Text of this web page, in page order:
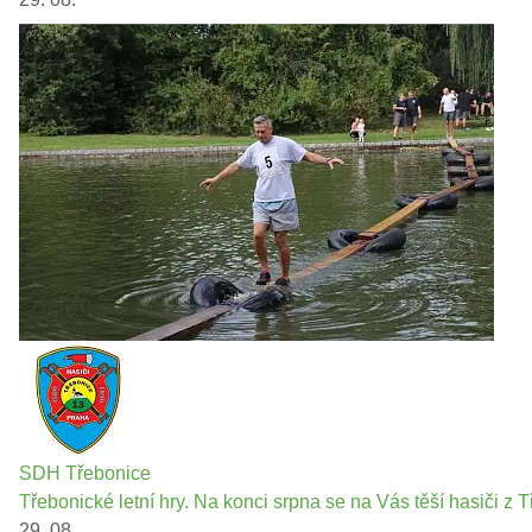
SDH Třebonice
Třebonické letní hry. Na konci srpna se na Vás těší hasiči z